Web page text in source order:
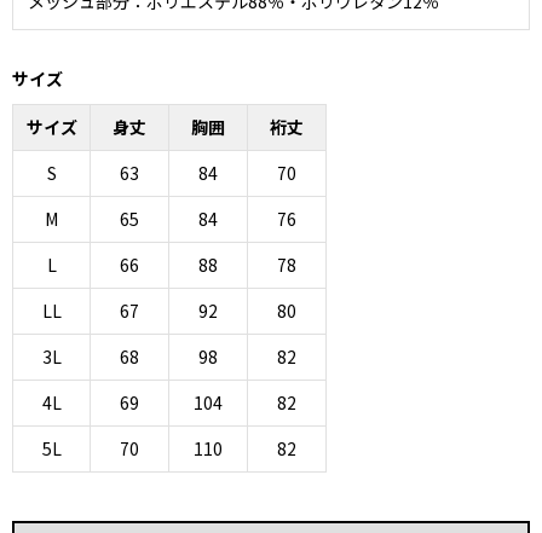
サイズ
サイズ
身丈 胸囲
裄丈
S
63 84
70
M
65 84
76
L
66 88
78
LL
67 92
80
3L
68 98
82
4L
69 104
82
5L
70 110 82